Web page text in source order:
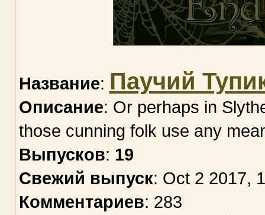
Название: Паучий
Описание: Or perhaps in
those cunning folk use any
Выпусков: 19
Свежий выпуск: Oct 2 2017,
Комментариев: 283